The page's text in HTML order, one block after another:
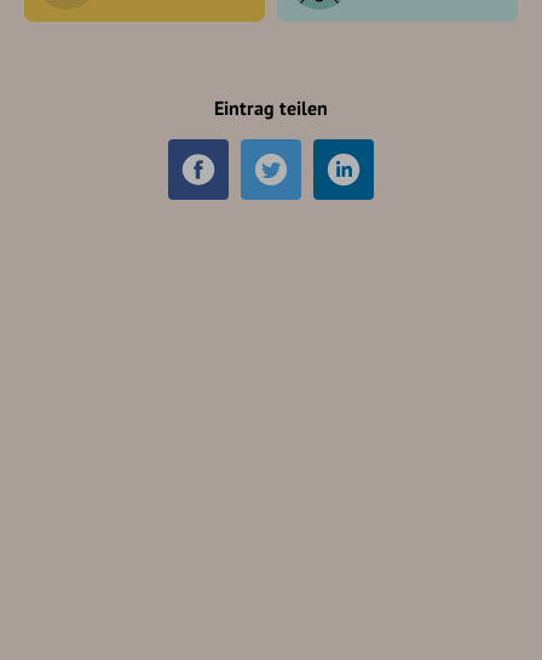
Eintrag teilen